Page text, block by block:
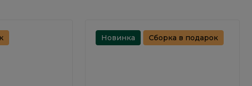
Новинка Сборка в подарок